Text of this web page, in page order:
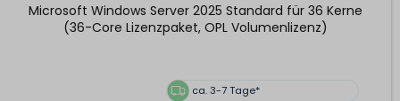
Microsoft Windows Server 2025 Standard für 36 Kerne
(36-Core Lizenzpaket, OPL Volumenlizenz)
ca. 3-7 Tage*